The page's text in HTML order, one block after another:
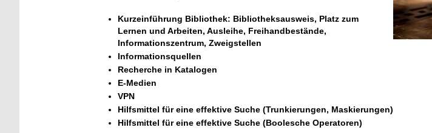
Kurzeinführung Bibliothek: Bibliotheksausweis, Platz zum
Lernen und Arbeiten, Ausleihe, Freihandbestände,
Informationszentrum, Zweigstellen
Informationsquellen
Recherche in Katalogen
E-Medien
VPN
Hilfsmittel für eine effektive Suche (Trunkierungen, Maskierungen)
Hilfsmittel für eine effektive Suche (Boolesche Operatoren)